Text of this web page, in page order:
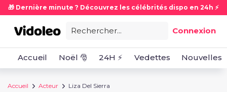
🎁 Dernière minute ? Découvrez les célébrités dispo en 24h ⚡
Rechercher... Connexion
Accueil Noël 🎅 24H ⚡ Vedettes Nouvelles
Accueil Acteur Liza Del Sierra